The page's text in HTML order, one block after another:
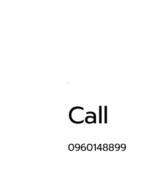
Call
0960148899